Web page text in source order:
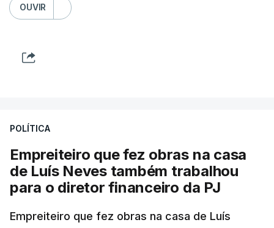
OUVIR
POLÍTICA
Empreiteiro que fez obras na casa
de Luís Neves também trabalhou
para o diretor financeiro da PJ
Empreiteiro que fez obras na casa de Luís